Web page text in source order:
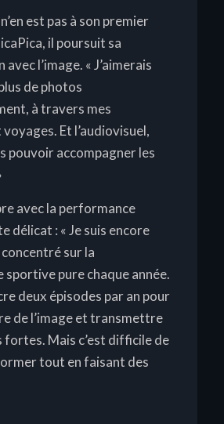
est pas à son premier
, il poursuit sa
l’image. « J’aimerais
de photos
à travers mes
Et l’audiovisuel,
pouvoir accompagner les
avec la performance
délicat : « Je suis encore
sur la
sportive pure chaque année.
deux épisodes par an pour
de l’image et transmettre
fortes. Mais c’est difficile de
tout en faisant des